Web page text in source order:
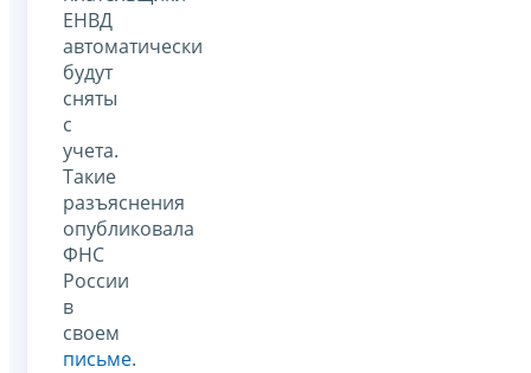
ЕНВД
автоматически
будут
сняты
с
учета.
Такие
разъяснения
опубликовала
ФНС
России
в
своем
письме.